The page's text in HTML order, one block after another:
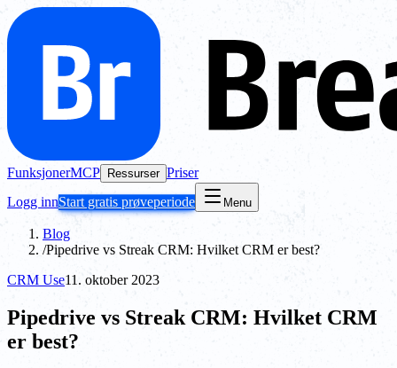
FunksjonerMCP Ressurser Priser
Logg innStart gratis prøveperiode Menu
Blog
/Pipedrive vs Streak CRM: Hvilket CRM er best?
CRM Use11. oktober 2023
Pipedrive vs Streak CRM: Hvilket CRM
er best?